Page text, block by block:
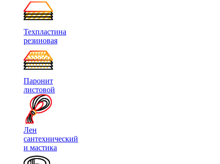
Техпластина
резиновая
Паронит
листовой
Лен
сантехнический
и мастика